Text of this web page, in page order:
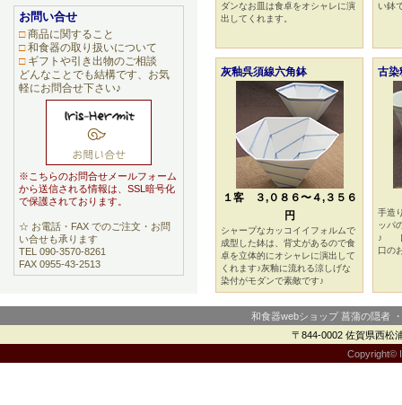
ダンなお皿は食卓をオシャレに演
出してくれます。
い鉢
灰釉呉須線六角鉢
１客 ３,０８６〜４,３５６
円
シャープなカッコイイフォルムで
成型した鉢は、背丈があるので食
卓を立体的にオシャレに演出して
くれます♪灰釉に流れる涼しげな
染付がモダンで素敵です♪
古染
手造
ッパ
♪ 口
口の
お問い合せ
□商品に関すること
□和食器の取り扱いについて
□ギフトや引き出物のご相談
どんなことでも結構です、お気
軽にお問合せ下さい♪
※こちらのお問合せメールフォーム
から送信される情報は、SSL暗号化
で保護されております。
☆ お電話・FAX でのご注文・お問
い合せも承ります
TEL 090-3570-8261
FAX 0955-43-2513
和食器webショップ 菖蒲の隠者
〒844-0002 佐賀県西松
Copyright©